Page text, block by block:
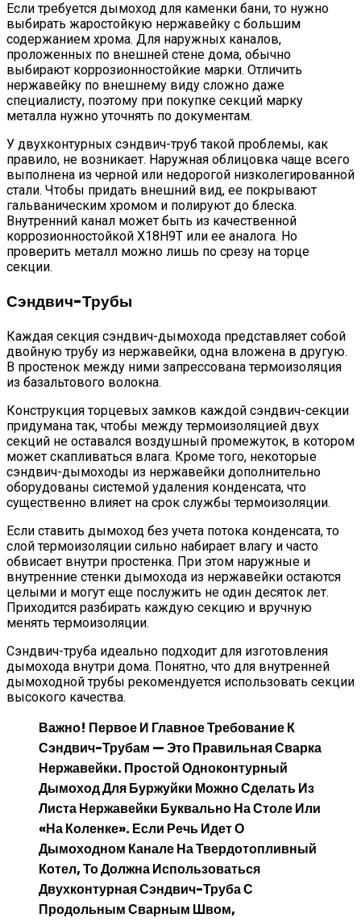
Если требуется дымоход для каменки бани, то нужно
выбирать жаростойкую нержавейку с большим
содержанием хрома. Для наружных каналов,
проложенных по внешней стене дома, обычно
выбирают коррозионностойкие марки. Отличить
нержавейку по внешнему виду сложно даже
специалисту, поэтому при покупке секций марку
металла нужно уточнять по документам.
У двухконтурных сэндвич-труб такой проблемы, как
правило, не возникает. Наружная облицовка чаще всего
выполнена из черной или недорогой низколегированной
стали. Чтобы придать внешний вид, ее покрывают
гальваническим хромом и полируют до блеска.
Внутренний канал может быть из качественной
коррозионностойкой X18H9T или ее аналога. Но
проверить металл можно лишь по срезу на торце
секции.
Сэндвич-Трубы
Каждая секция сэндвич-дымохода представляет собой
двойную трубу из нержавейки, одна вложена в другую.
В простенок между ними запрессована термоизоляция
из базальтового волокна.
Конструкция торцевых замков каждой сэндвич-секции
придумана так, чтобы между термоизоляцией двух
секций не оставался воздушный промежуток, в котором
может скапливаться влага. Кроме того, некоторые
сэндвич-дымоходы из нержавейки дополнительно
оборудованы системой удаления конденсата, что
существенно влияет на срок службы термоизоляции.
Если ставить дымоход без учета потока конденсата, то
слой термоизоляции сильно набирает влагу и часто
обвисает внутри простенка. При этом наружные и
внутренние стенки дымохода из нержавейки остаются
целыми и могут еще послужить не один десяток лет.
Приходится разбирать каждую секцию и вручную
менять термоизоляции.
Сэндвич-труба идеально подходит для изготовления
дымохода внутри дома. Понятно, что для внутренней
дымоходной трубы рекомендуется использовать секции
высокого качества.
Важно! Первое И Главное Требование К
Сэндвич-Трубам — Это Правильная Сварка
Нержавейки. Простой Одноконтурный
Дымоход Для Буржуйки Можно Сделать Из
Листа Нержавейки Буквально На Столе Или
«на Коленке». Если Речь Идет О
Дымоходном Канале На Твердотопливный
Котел, То Должна Использоваться
Двухконтурная Сэндвич-Труба С
Продольным Сварным Швом,